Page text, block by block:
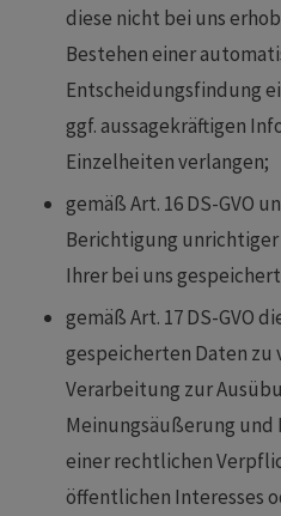
diese nicht bei uns
Bestehen einer
Entscheidungsfindung
ggf. aussagekräftigen
Einzelheiten verlangen;
gemäß Art. 16 DS-GVO
Berichtigung
Ihrer bei uns
gemäß Art. 17 DS-GVO
gespeicherten Daten
Verarbeitung zur
Meinungsäußerung
einer rechtlichen
öffentlichen Interesses